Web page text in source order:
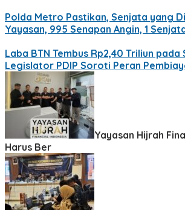
Polda Metro Pastikan, Senjata yang
Yayasan, 995 Senapan Angin, 1
Laba BTN Tembus Rp2,40 Triliun pada
Legislator PDIP Soroti Peran
Yayasan Hijrah
Harus Ber